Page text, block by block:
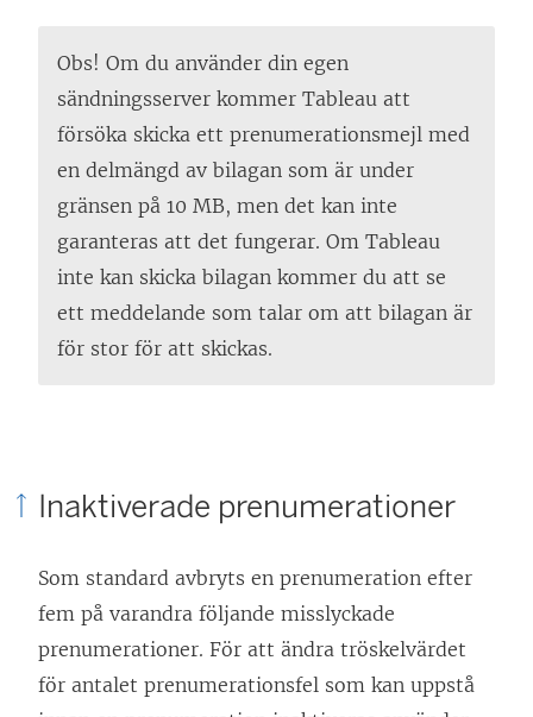
Obs! Om du använder din egen
sändningsserver kommer Tableau att
försöka skicka ett prenumerationsmejl med
en delmängd av bilagan som är under
gränsen på 10 MB, men det kan inte
garanteras att det fungerar. Om Tableau
inte kan skicka bilagan kommer du att se
ett meddelande som talar om att bilagan är
för stor för att skickas.
Inaktiverade prenumerationer
Som standard avbryts en prenumeration efter
fem på varandra följande misslyckade
prenumerationer. För att ändra tröskelvärdet
för antalet prenumerationsfel som kan uppstå